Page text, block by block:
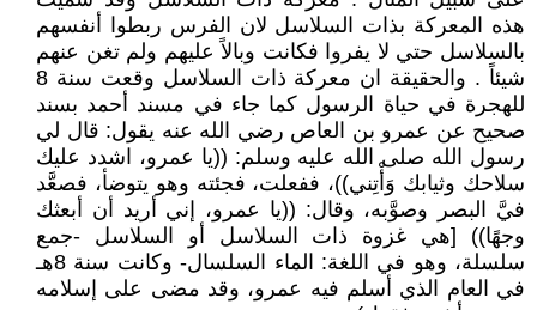
هذه المعركة بذات السلاسل لان الفرس ربطوا أنفسهم
بالسلاسل حتي لا يفروا فكانت وبالاً عليهم ولم تغن عنهم
شيئاً . والحقيقة ان معركة ذات السلاسل وقعت سنة 8
للهجرة في حياة الرسول كما جاء في مسند أحمد بسند
صحيح عن عمرو بن العاص رضي الله عنه يقول: قال لي
رسول الله صلى الله عليه وسلم: ((يا عمرو، اشدد عليك
سلاحك وثيابك وَأْتِني))، ففعلت، فجئته وهو يتوضأ، فصعَّد
فيَّ البصر وصوَّبه، وقال: ((يا عمرو، إني أريد أن أبعثك
وجهًا)) [هي غزوة ذات السلاسل أو السلاسل -جمع
سلسلة، وهو في اللغة: الماء السلسال- وكانت سنة 8هـ
في العام الذي أسلم فيه عمرو، وقد مضى على إسلامه